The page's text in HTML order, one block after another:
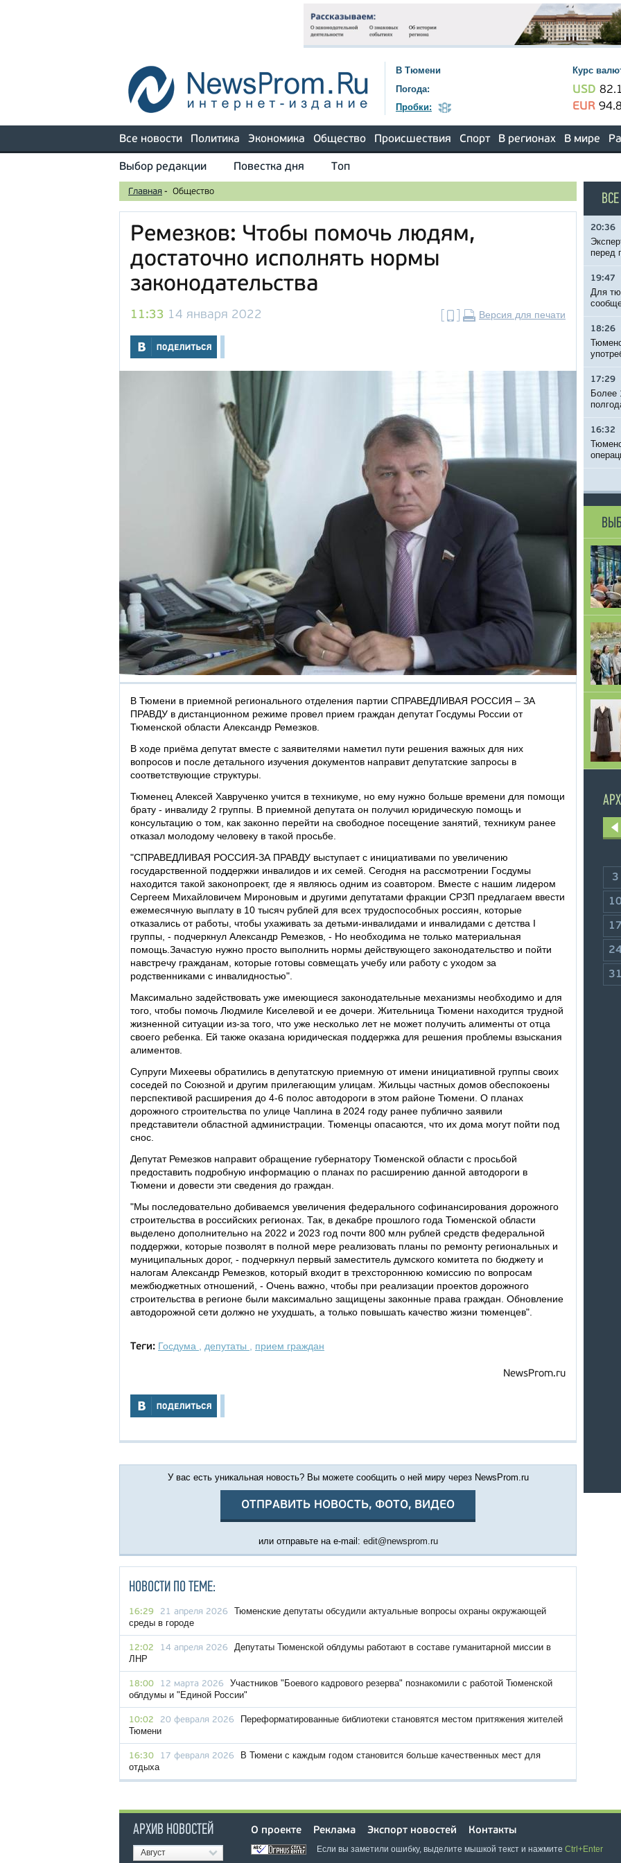
В Тюмени
Погода:
Пробки:
Курс
USD
EUR
Все новости Политика Экономика Общество Происшествия Спорт В регионах В мире
Выбор редакции Повестка дня Топ
Главная - Общество
Ремезков: Чтобы помочь людям,
достаточно исполнять нормы
законодательства
11:33 14 января 2022 Версия для печати
В Тюмени в приемной регионального отделения партии СПРАВЕДЛИВАЯ РОССИЯ – ЗА
ПРАВДУ в дистанционном режиме провел прием граждан депутат Госдумы России от
Тюменской области Александр Ремезков.
В ходе приёма депутат вместе с заявителями наметил пути решения важных для них
вопросов и после детального изучения документов направит депутатские запросы в
соответствующие структуры.
Тюменец Алексей Хаврученко учится в техникуме, но ему нужно больше времени для помощи
брату - инвалиду 2 группы. В приемной депутата он получил юридическую помощь и
консультацию о том, как законно перейти на свободное посещение занятий, техникум ранее
отказал молодому человеку в такой просьбе.
"СПРАВЕДЛИВАЯ РОССИЯ-ЗА ПРАВДУ выступает с инициативами по увеличению
государственной поддержки инвалидов и их семей. Сегодня на рассмотрении Госдумы
находится такой законопроект, где я являюсь одним из соавтором. Вместе с нашим лидером
Сергеем Михайловичем Мироновым и другими депутатами фракции СРЗП предлагаем ввести
ежемесячную выплату в 10 тысяч рублей для всех трудоспособных россиян, которые
отказались от работы, чтобы ухаживать за детьми-инвалидами и инвалидами с детства I
группы, - подчеркнул Александр Ремезков, - Но необходима не только материальная
помощь.Зачастую нужно просто выполнить нормы действующего законодательство и пойти
навстречу гражданам, которые готовы совмещать учебу или работу с уходом за
родственниками с инвалидностью".
Максимально задействовать уже имеющиеся законодательные механизмы необходимо и для
того, чтобы помочь Людмиле Киселевой и ее дочери. Жительница Тюмени находится трудной
жизненной ситуации из-за того, что уже несколько лет не может получить алименты от отца
своего ребенка. Ей также оказана юридическая поддержка для решения проблемы взыскания
алиментов.
Супруги Михеевы обратились в депутатскую приемную от имени инициативной группы своих
соседей по Союзной и другим прилегающим улицам. Жильцы частных домов обеспокоены
перспективой расширения до 4-6 полос автодороги в этом районе Тюмени. О планах
дорожного строительства по улице Чаплина в 2024 году ранее публично заявили
представители областной администрации. Тюменцы опасаются, что их дома могут пойти под
снос.
Депутат Ремезков направит обращение губернатору Тюменской области с просьбой
предоставить подробную информацию о планах по расширению данной автодороги в
Тюмени и довести эти сведения до граждан.
"Мы последовательно добиваемся увеличения федерального софинансирования дорожного
строительства в российских регионах. Так, в декабре прошлого года Тюменской области
выделено дополнительно на 2022 и 2023 год почти 800 млн рублей средств федеральной
поддержки, которые позволят в полной мере реализовать планы по ремонту региональных и
муниципальных дорог, - подчеркнул первый заместитель думского комитета по бюджету и
налогам Александр Ремезков, который входит в трехстороннюю комиссию по вопросам
межбюджетных отношений, - Очень важно, чтобы при реализации проектов дорожного
строительства в регионе были максимально защищены законные права граждан. Обновление
автодорожной сети должно не ухудшать, а только повышать качество жизни тюменцев".
Теги: Госдума депутаты прием граждан
NewsProm.ru
У вас есть уникальная новость? Вы можете сообщить о ней миру через NewsProm.ru
ОТПРАВИТЬ НОВОСТЬ, ФОТО, ВИДЕО
или отправьте на e-mail: edit@newsprom.ru
НОВОСТИ ПО ТЕМЕ:
16:29 21 апреля 2026
Тюменские депутаты обсудили актуальные вопросы охраны окружающей
среды в городе
12:02 14 апреля 2026
Депутаты Тюменской облдумы работают в составе гуманитарной миссии в
ЛНР
18:00 12 марта 2026
Участников "Боевого кадрового резерва" познакомили с работой Тюменской
облдумы и "Единой России"
10:02 20 февраля 2026
Переформатированные библиотеки становятся местом притяжения жителей
Тюмени
16:30 17 февраля 2026
В Тюмени с каждым годом становится больше качественных мест для
отдыха
20:36
перед
19:47
Для
18:26
17:29
Более
16:32
3
17
31
АРХИВ НОВОСТЕЙ
Август
О проекте Реклама Экспорт новостей Контакты
Если вы заметили ошибку, выделите мышкой текст и нажмите Ctrl+Enter